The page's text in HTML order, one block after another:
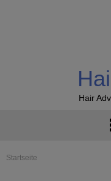
Hair
Startseite